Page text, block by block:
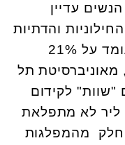
17% מכלל הנשים עדיין
והדתיות
אחוז המתלבטות גבוה יותר ועומד על 21%
, מאוניברסיטת תל
לקידום
ליר לא מתפלאת
חלק מהמפלגות